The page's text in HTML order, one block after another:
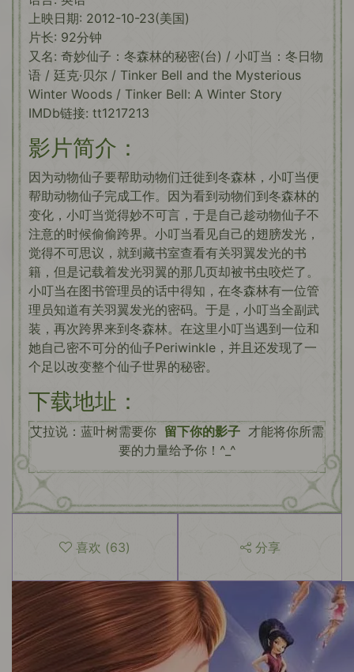
上映日期: 2012-10-23(美国)
片长: 92分钟
又名: 奇妙仙子：冬森林的秘密(台) / 小叮当：冬日物
语 / 廷克·贝尔 / Tinker Bell and the Mysterious
Winter Woods / Tinker Bell: A Winter Story
IMDb链接: tt1217213
影片简介：
因为动物仙子要帮助动物们迁徙到冬森林，小叮当便
帮助动物仙子完成工作。因为看到动物们到冬森林的
变化，小叮当觉得妙不可言，于是自己趁动物仙子不
注意的时候偷偷跨界。小叮当看见自己的翅膀发光，
觉得不可思议，就到藏书室查看有关羽翼发光的书
籍，但是记载着发光羽翼的那几页却被书虫咬烂了。
小叮当在图书管理员的话中得知，在冬森林有一位管
理员知道有关羽翼发光的密码。于是，小叮当全副武
装，再次跨界来到冬森林。在这里小叮当遇到一位和
她自己密不可分的仙子Periwinkle，并且还发现了一
个足以改变整个仙子世界的秘密。
下载地址：
艾拉说：蓝叶树需要你 留下你的影子 才能将你所需
要的力量给予你！^_^
喜欢 (63) 分享